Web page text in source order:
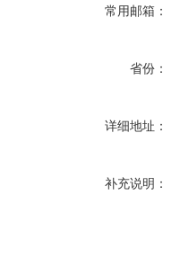
常用邮箱：
省份：
详细地址：
补充说明：